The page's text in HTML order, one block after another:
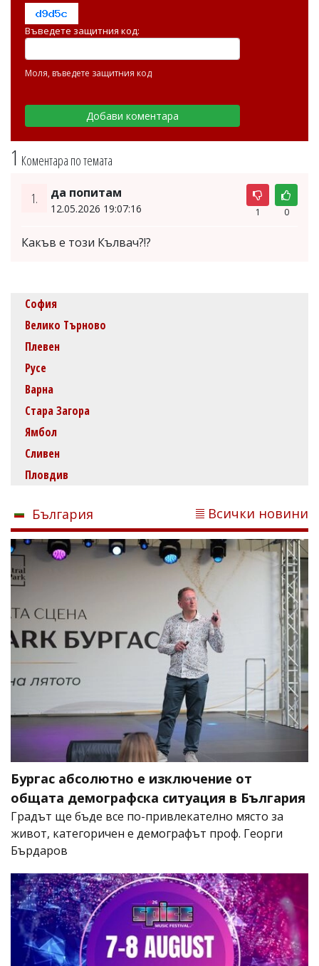
1 Коментара по темата
1. да попитам
12.05.2026 19:07:16 1 0
Какъв е този Кълвач?!?
Въведете защитния код:
Моля, въведете защитния код
София
Велико Търново
Плевен
Русе
Варна
Стара Загора
Ямбол
Сливен
Пловдив
България Всички новини
Бургас абсолютно е изключение от
общата демографска ситуация в България
Градът ще бъде все по-привлекателно място за
живот, категоричен е демографът проф. Георги
Бърдаров